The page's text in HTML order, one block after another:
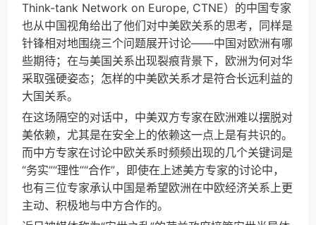
Think-tank Network on Europe, CTNE）的中国专家
也从中国视角给出了他们对中美欧关系的思考，同样是
针锋相对地围绕三个问题展开讨论——中国对欧洲有哪
些期待；在与美国关系出现裂痕背景下，欧洲为何对华
采取强硬姿态；怎样的中美欧关系才是符合长远利益的
大国关系。
在这场隔空的对话中，中美双方专家在欧洲难以摆脱对
美依赖，尤其是在安全上的依赖这一点上是有共识的。
而中方专家在讨论中欧关系时频频出现的几个关键词是
“务实”“理性”“合作”，即使在上述美方专家的讨论中，
也有三位专家承认中国是希望欧洲在中欧经济关系上更
主动、积极地与中方合作的。